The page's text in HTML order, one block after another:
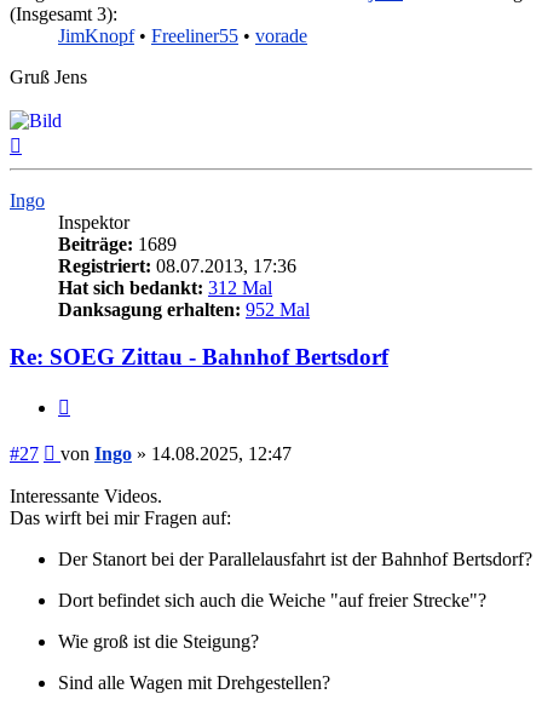
(Insgesamt 3):
JimKnopf• Freeliner55 • vorade
Gruß Jens
oben
Ingo
Inspektor
Beiträge: 1689
Registriert: 08.07.2013, 17:36
Hat sich bedankt: 312 Mal
Danksagung erhalten: 952 Mal
Re: SOEG Zittau - Bahnhof Bertsdorf
#27 Beitrag
von Ingo » 14.08.2025, 12:47
Interessante Videos.
Das wirft bei mir Fragen auf:
Der Stanort bei der Parallelausfahrt ist der Bahnhof Bertsdorf?
Dort befindet sich auch die Weiche "auf freier Strecke"?
Wie groß ist die Steigung?
Sind alle Wagen mit Drehgestellen?